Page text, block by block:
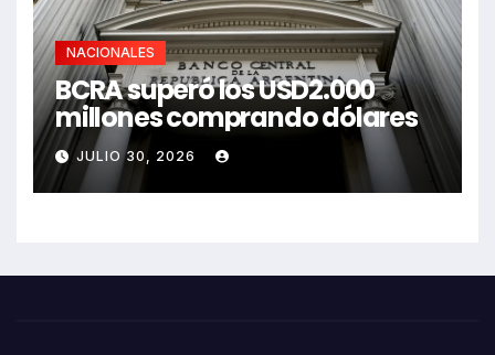
NACIONALES
BCRA superó los USD2.000
millones comprando dólares
JULIO 30, 2026